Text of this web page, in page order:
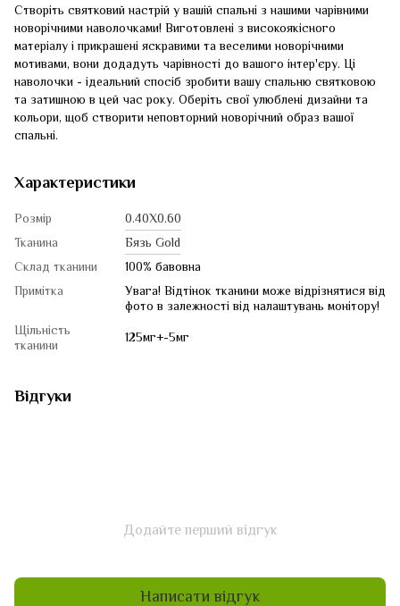
Створіть святковий настрій у вашій спальні з нашими чарівними
новорічними наволочками! Виготовлені з високоякісного
матеріалу і прикрашені яскравими та веселими новорічними
мотивами, вони додадуть чарівності до вашого інтер'єру. Ці
наволочки - ідеальний спосіб зробити вашу спальню святковою
та затишною в цей час року. Оберіть свої улюблені дизайни та
кольори, щоб створити неповторний новорічний образ вашої
спальні.
Характеристики
Розмір
0.40Х0.60
Тканина
Бязь Gold
Склад тканини
100% бавовна
Примітка
Увага! Відтінок тканини може відрізнятися від
фото в залежності від налаштувань монітору!
Щільність
тканини 125мг+-5мг
Відгуки
Додайте перший відгук
Написати відгук